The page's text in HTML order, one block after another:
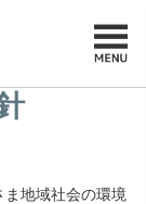
地域社会の環境